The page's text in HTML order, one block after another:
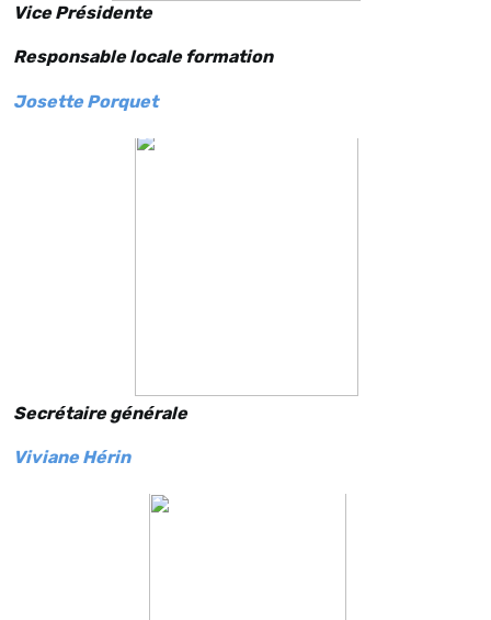
Vice Présidente
Responsable locale formation
Josette Porquet
Secrétaire générale
Viviane Hérin